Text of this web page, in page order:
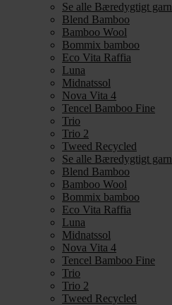
Se alle Bæredygtigt garn
Blend Bamboo
Bamboo Wool
Bommix bamboo
Eco Vita Raffia
Luna
Midnatssol
Nova Vita 4
Tencel Bamboo Fine
Trio
Trio 2
Tweed Recycled
Se alle Bæredygtigt garn
Blend Bamboo
Bamboo Wool
Bommix bamboo
Eco Vita Raffia
Luna
Midnatssol
Nova Vita 4
Tencel Bamboo Fine
Trio
Trio 2
Tweed Recycled